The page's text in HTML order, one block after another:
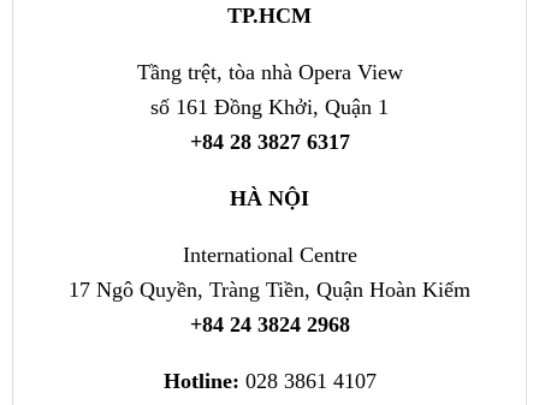
TP.HCM
Tầng trệt, tòa nhà Opera View
số 161 Đồng Khởi, Quận 1
+84 28 3827 6317
HÀ NỘI
International Centre
17 Ngô Quyền, Tràng Tiền, Quận Hoàn Kiếm
+84 24 3824 2968
Hotline: 028 3861 4107